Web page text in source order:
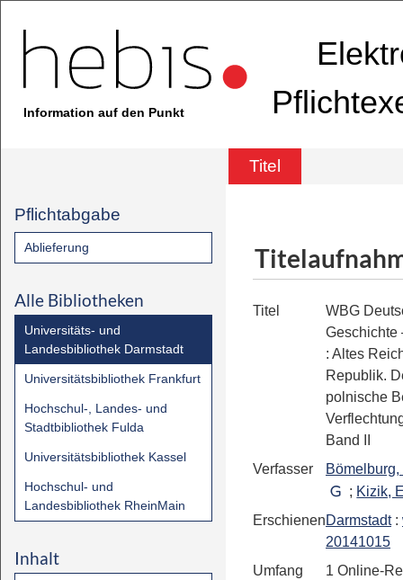
Information auf den Punkt
Titel
Pflichtabgabe
Ablieferung
Alle Bibliotheken
Universitäts- und
Landesbibliothek Darmstadt
Universitätsbibliothek Frankfurt
Hochschul-, Landes- und
Stadtbibliothek Fulda
Universitätsbibliothek Kassel
Hochschul- und
Landesbibliothek RheinMain
Inhalt
Titel
WBG
Geschichte
: Altes
Republik.
polnische
Band II
Verfasser
; Kizik,
ErschienenDarmstadt:
20141015
Umfang
1 Online-